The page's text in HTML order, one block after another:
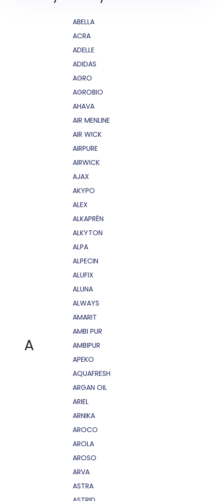
A
ABELLA
ACRA
ADELLE
ADIDAS
AGRO
AGROBIO
AHAVA
AIR MENLINE
AIR WICK
AIRPURE
AIRWICK
AJAX
AKYPO
ALEX
ALKAPRÉN
ALKYTON
ALPA
ALPECIN
ALUFIX
ALUNA
ALWAYS
AMARIT
AMBI PUR
AMBIPUR
APEKO
AQUAFRESH
ARGAN OIL
ARIEL
ARNIKA
AROCO
AROLA
AROSO
ARVA
ASTRA